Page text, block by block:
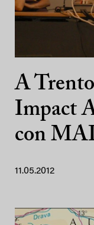
A
Impact
con
11.05.2012